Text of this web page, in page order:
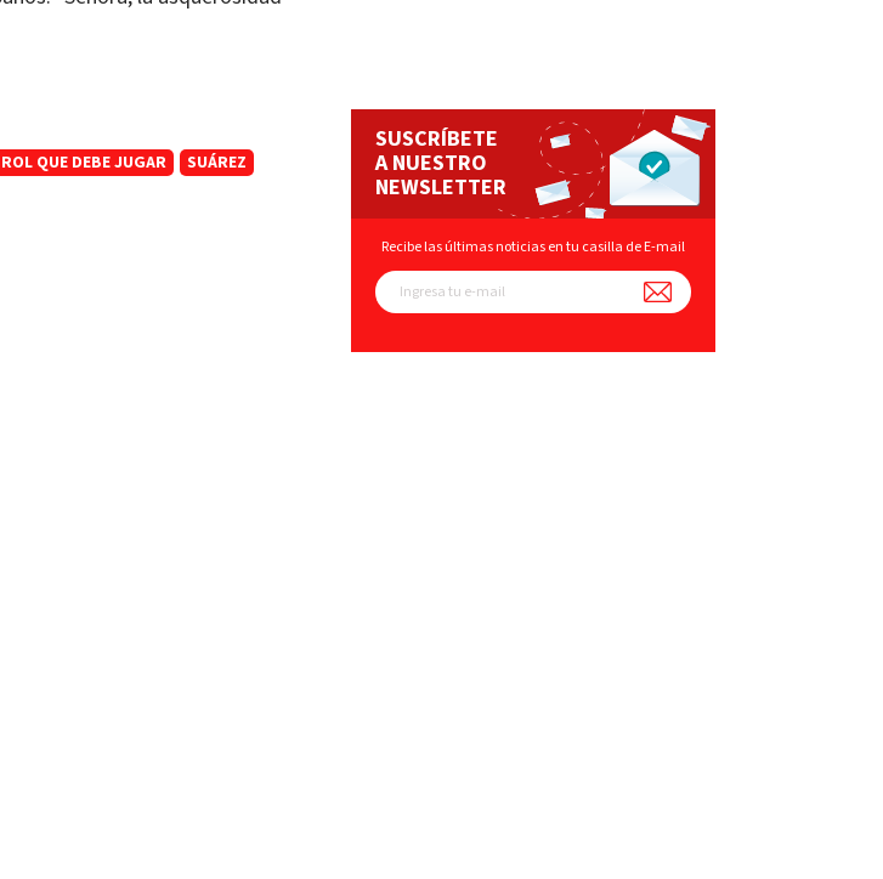
ROL QUE DEBE JUGAR SUÁREZ
SUSCRÍBETE
A NUESTRO
NEWSLETTER
Recibe las últimas noticias en tu casilla de E-mail